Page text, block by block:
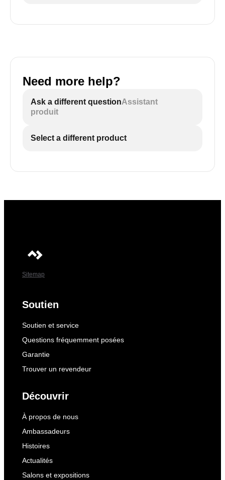
Need more help?
Ask a different questionAssistant
produit
Select a different product
Sitemap
Soutien
Soutien et service
Questions fréquemment posées
Garantie
Trouver un revendeur
Découvrir
À propos de nous
Ambassadeurs
Histoires
Actualités
Salons et expositions